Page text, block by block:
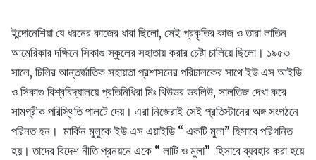
ইন্দোনেশিয়া যে ধরনের কাজের ধারা ছিলো, সেই প্রকৃতির কাজ ও তারা লাতিন
আমেরিকার দক্ষিনে সিকাগু স্কুলের সহাতায় করার চেষ্টা চালিয়ে ছিলো। ১৯৫৩
সালে, চিলির আন্তর্জাতিক সহায়তা প্রশাসনের পরিচালকের সাথে ইউ এস আইডি
ও সিকাগু বিশ্ববিদ্যালয়ে প্রতিনিধিরা মিঃ থিউডর ডবলিউ, সালতিজ দেখা করে
সামগ্রীক পরিস্থিতি পালটে দেয়। এরা নিজেরাই সেই প্রতিস্টানের অঙ্গ সংগঠনে
পরিনত হন। মার্কিন মুলুকে ইউ এস এয়াইডি “ একটি মুলা” হিসাবে পরিগনিত
হয়। তাদের বিদেশ নীতি প্রনয়নে একে “ লাটি ও মুলা” হিসাবে ব্যবহার করা হয়ে